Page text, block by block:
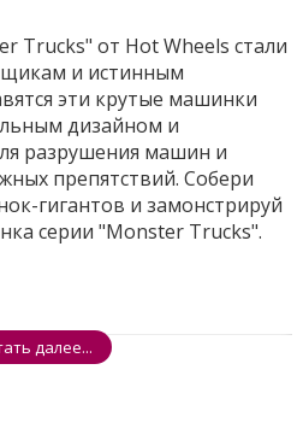
Trucks" от Hot Wheels стали
и истинным
эти крутые машинки
дизайном и
разрушения машин и
препятствий. Собери
гигантов и замонстрируй
серии "Monster Trucks".
далее...